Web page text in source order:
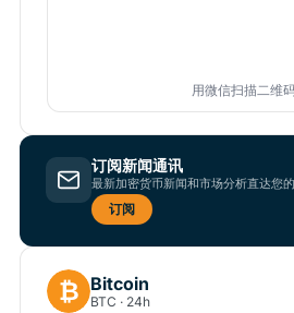
用微信扫描二维
订阅新闻通讯
最新加密货币新闻和市场分析直达您的
订阅
₿ Bitcoin
BTC · 24h